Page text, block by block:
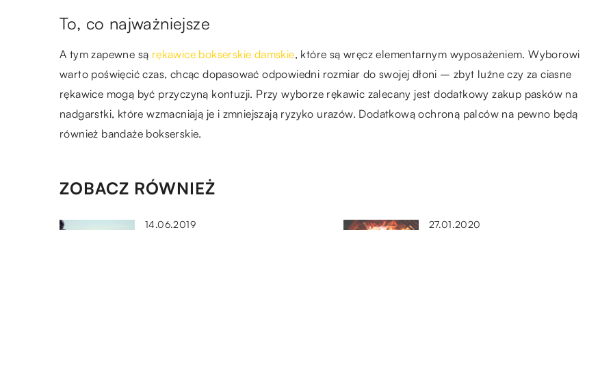
To, co najważniejsze
A tym zapewne są rękawice bokserskie damskie, które są wręcz elementarnym wyposażeniem. Wyborowi
warto poświęcić czas, chcąc dopasować odpowiedni rozmiar do swojej dłoni – zbyt luźne czy za ciasne
rękawice mogą być przyczyną kontuzji. Przy wyborze rękawic zalecany jest dodatkowy zakup pasków na
nadgarstki, które wzmacniają je i zmniejszają ryzyko urazów. Dodatkową ochroną palców na pewno będą
również bandaże bokserskie.
ZOBACZ RÓWNIEŻ
14.06.2019 27.01.2020